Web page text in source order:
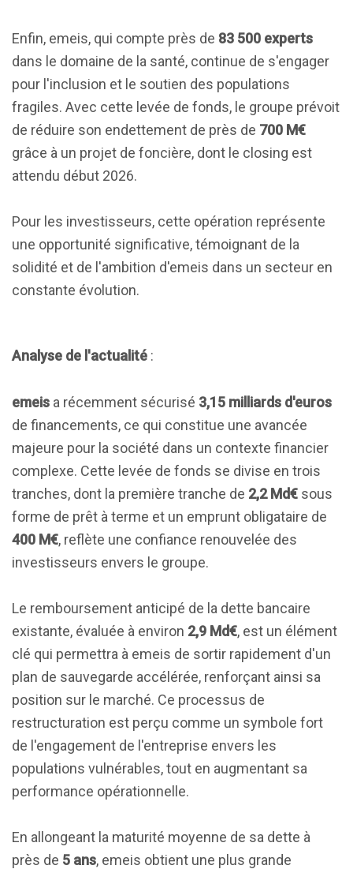
Enfin, emeis, qui compte près de 83 500 experts
dans le domaine de la santé, continue de s'engager
pour l'inclusion et le soutien des populations
fragiles. Avec cette levée de fonds, le groupe prévoit
de réduire son endettement de près de 700 M€
grâce à un projet de foncière, dont le closing est
attendu début 2026.
Pour les investisseurs, cette opération représente
une opportunité significative, témoignant de la
solidité et de l'ambition d'emeis dans un secteur en
constante évolution.
Analyse de l'actualité :
emeis a récemment sécurisé 3,15 milliards d'euros
de financements, ce qui constitue une avancée
majeure pour la société dans un contexte financier
complexe. Cette levée de fonds se divise en trois
tranches, dont la première tranche de 2,2 Md€ sous
forme de prêt à terme et un emprunt obligataire de
400 M€, reflète une confiance renouvelée des
investisseurs envers le groupe.
Le remboursement anticipé de la dette bancaire
existante, évaluée à environ 2,9 Md€, est un élément
clé qui permettra à emeis de sortir rapidement d'un
plan de sauvegarde accélérée, renforçant ainsi sa
position sur le marché. Ce processus de
restructuration est perçu comme un symbole fort
de l'engagement de l'entreprise envers les
populations vulnérables, tout en augmentant sa
performance opérationnelle.
En allongeant la maturité moyenne de sa dette à
près de 5 ans, emeis obtient une plus grande